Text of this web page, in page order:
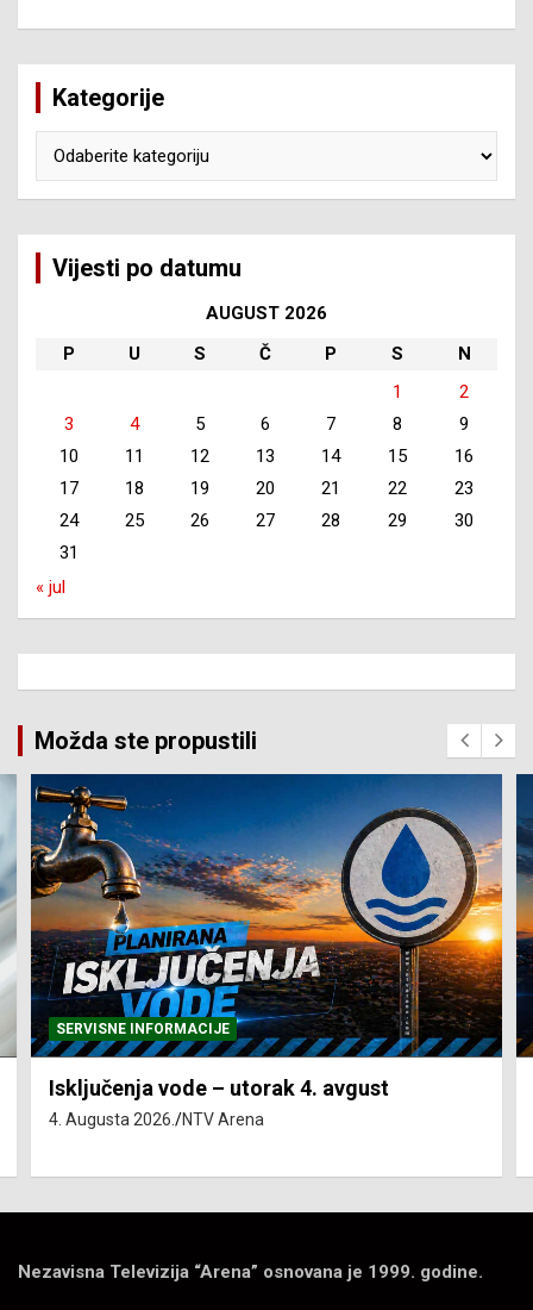
Kategorije
Vijesti po datumu
AUGUST 2026
P
U S Č P S
N
1
2
3
4 5 6 7 8
9
10
11 12 13 14 15
16
17
18 19 20 21 22
23
24
25 26 27 28 29
30
31
« jul
Možda ste propustili
SERVISNE INFORMACIJE
Isključenja vode – utorak 4. avgust
4. Augusta 2026. NTV Arena
Nezavisna Televizija “Arena” osnovana je 1999. godine.